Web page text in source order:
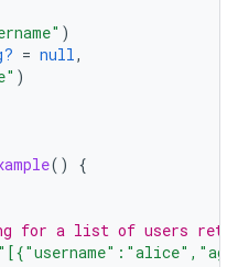
)
= null,
)
()
{
for a list of users